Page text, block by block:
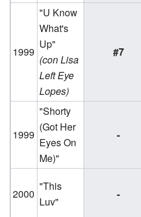
1999
"U Know
What's
Up"
(con Lisa
Left Eye
Lopes)
#7
1999
"Shorty
(Got Her
Eyes On
Me)"
-
2000
"This
Luv"
-